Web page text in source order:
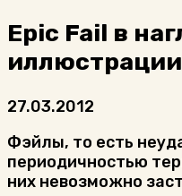
Epic Fail в
иллюстрации
27.03.2012
Фэйлы, то есть
периодичностью
них невозможно